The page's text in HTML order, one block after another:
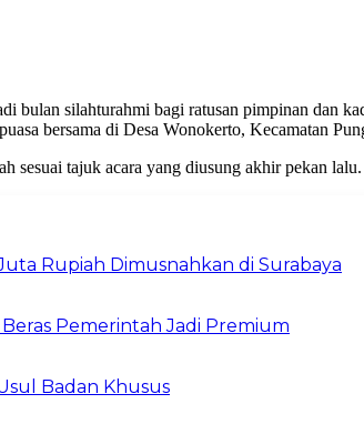
bulan silahturahmi bagi ratusan pimpinan dan
bersama di Desa Wonokerto, Kecamatan
sesuai tajuk acara yang diusung akhir pekan lalu.
Rupiah Dimusnahkan di Surabaya
Pemerintah Jadi Premium
Badan Khusus